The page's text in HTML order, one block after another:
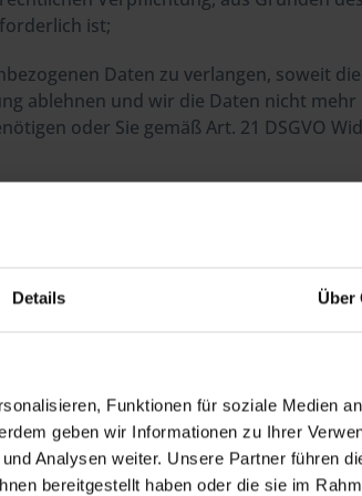
Details Über
Funktionen für soziale Medien
geben wir Informationen zu Ihrer
Analysen weiter. Unsere Partner führen
bereitgestellt haben oder die sie im
ist;
Daten zu verlangen, soweit
ablehnen und wir die Daten nicht mehr
oder Sie gemäß Art. 21 DSGVO
haben, in einem strukturierten,
uns zu widerrufen. Dies hat zur
und
Regel können Sie sich hierfür an die